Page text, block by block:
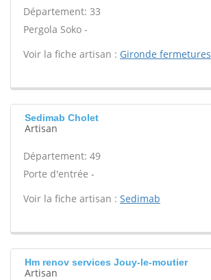
Département: 33
Pergola Soko -
Voir la fiche artisan : Gironde fermetures
Sedimab Cholet
Artisan
Département: 49
Porte d'entrée -
Voir la fiche artisan : Sedimab
Hm renov services Jouy-le-moutier
Artisan